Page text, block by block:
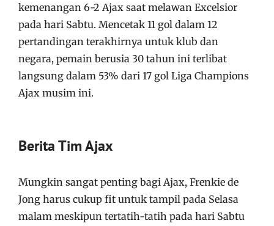
kemenangan 6-2 Ajax saat melawan Excelsior
pada hari Sabtu. Mencetak 11 gol dalam 12
pertandingan terakhirnya untuk klub dan
negara, pemain berusia 30 tahun ini terlibat
langsung dalam 53% dari 17 gol Liga Champions
Ajax musim ini.
Berita Tim Ajax
Mungkin sangat penting bagi Ajax, Frenkie de
Jong harus cukup fit untuk tampil pada Selasa
malam meskipun tertatih-tatih pada hari Sabtu